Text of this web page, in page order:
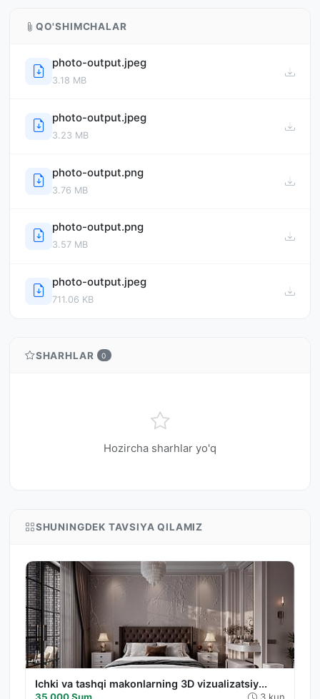
QO'SHIMCHALAR
photo-output.jpeg
3.18 MB
photo-output.jpeg
3.23 MB
photo-output.png
3.76 MB
photo-output.png
3.57 MB
photo-output.jpeg
711.06 KB
SHARHLAR 0
Hozircha sharhlar yo'q
SHUNINGDEK TAVSIYA QILAMIZ
Ichki va tashqi makonlarning 3D vizualizatsiy...